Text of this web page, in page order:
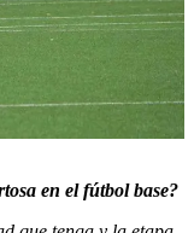
en el fútbol base?